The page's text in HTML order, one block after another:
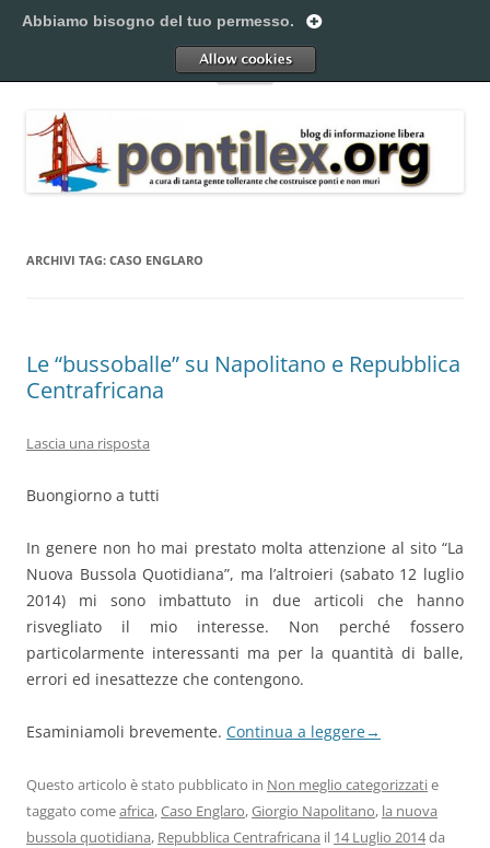
al
Pontilex
Menu
ARCHIVI TAG: CASO ENGLARO
Le “bussoballe” su Napolitano e Repubblica
Centrafricana
Lascia una risposta
Buongiorno a tutti
In genere non ho mai prestato molta attenzione al sito “La
Nuova Bussola Quotidiana”, ma l’altroieri (sabato 12 luglio
2014) mi sono imbattuto in due articoli che hanno
risvegliato il mio interesse. Non perché fossero
particolarmente interessanti ma per la quantità di balle,
errori ed inesattezze che contengono.
Esaminiamoli brevemente. Continua a leggere→
Questo articolo è stato pubblicato in Non meglio categorizzatie
taggato comeafrica,Caso Englaro,Giorgio Napolitano, la nuova
bussola quotidiana, Repubblica Centrafricana il 14 Luglio 2014da
Abbiamo bisogno del tuo permesso.